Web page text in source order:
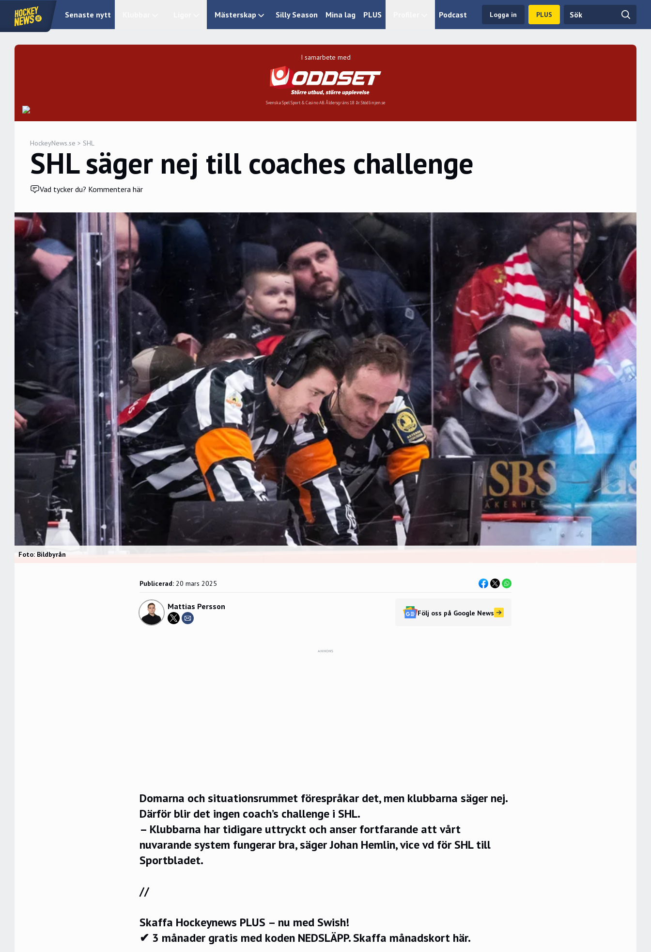
Senaste nytt Mästerskap Silly Season Mina lag PLUS Podcast Logga in PLUS
I samarbete med
Svenska Spel Sport & Casino AB. Åldersgräns 18 år. Stödlinjen.se
HockeyNews.se > SHL
SHL säger nej till coaches challenge
Vad tycker du? Kommentera här
Foto: Bildbyrån
Publicerad: 20 mars 2025
Mattias Persson
Följ oss på Google News
ANNONS
Domarna och situationsrummet förespråkar det, men klubbarna säger nej.
Därför blir det ingen coach’s challenge i SHL.
– Klubbarna har tidigare uttryckt och anser fortfarande att vårt
nuvarande system fungerar bra, säger Johan Hemlin, vice vd för SHL till
Sportbladet.
//
Skaffa Hockeynews PLUS – nu med Swish!
✔ 3 månader gratis med koden NEDSLÄPP.Skaffa månadskort här.